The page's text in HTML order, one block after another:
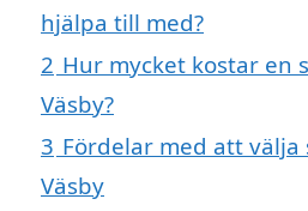
hjälpa till med?
2 Hur mycket kostar en
Väsby?
3 Fördelar med att välja
Väsby